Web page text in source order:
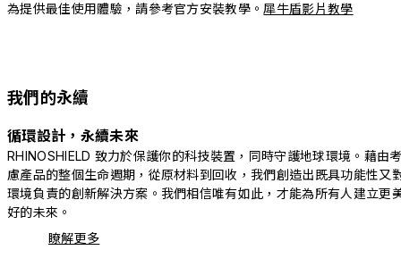
為提供最佳使用體驗，請參考官方安裝教學。 犀牛盾影片教學
我們的永續
循環設計，永續未來
RHINOSHIELD 致力於保護你的科技裝置，同時守護地球環境。藉由
慮產品的整個生命週期，從原材料到回收，我們創造出既具功能性又
環境負責的創新解決方案。我們相信唯有如此，才能為所有人建立更
好的未來。
瞭解更多